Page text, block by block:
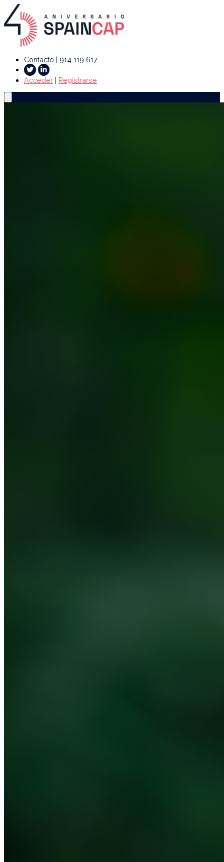
Contacto | 914 119 617
Acceder | Registrarse